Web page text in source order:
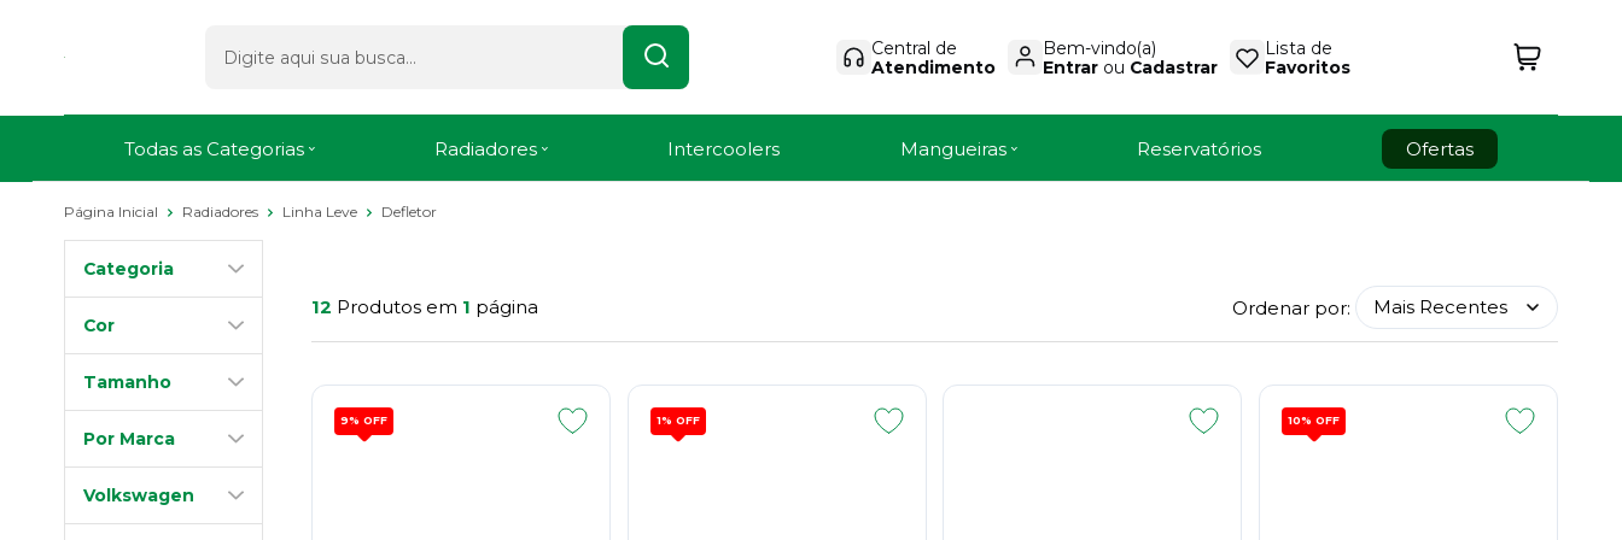
Central de
Atendimento
Bem-vindo(a)
Entrarou Cadastrar
Lista de
Favoritos
Todas as Categorias Radiadores Intercoolers Mangueiras Reservatórios Ofertas
Página Inicial Radiadores Linha Leve Defletor
Categoria
Cor
Tamanho
Por Marca
Volkswagen
12 Produtos em 1 página Ordenar por:
9% OFF 1% OFF 10% OFF